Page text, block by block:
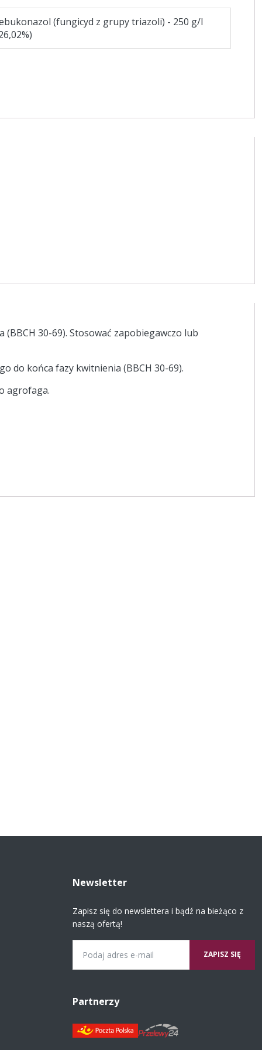
(fungicyd z grupy triazoli) - 250 g/l
30-69). Stosować zapobiegawczo lub
do końca fazy kwitnienia (BBCH 30-69).
agrofaga.
Newsletter
Zapisz się do newslettera i bądź na bieżąco z
naszą ofertą!
Partnerzy